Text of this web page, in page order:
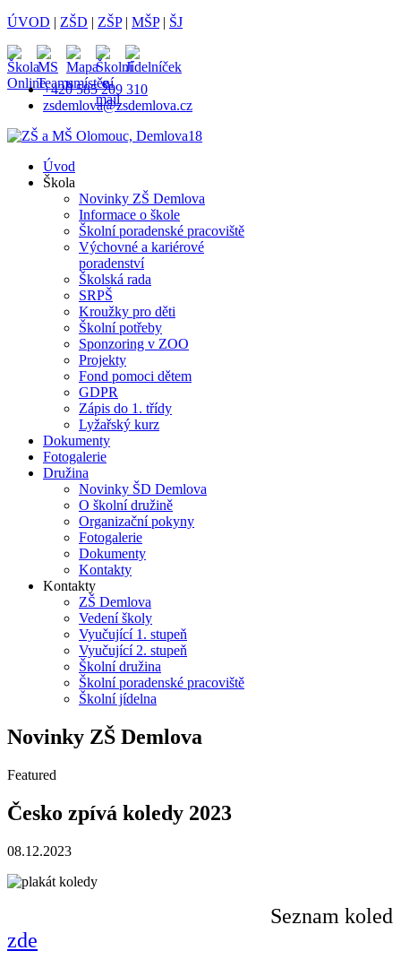
ÚVOD | ZŠD | ZŠP| MŠP| ŠJ
+420 585 209 310
zsdemlova@zsdemlova.cz
Úvod
Škola
Novinky ZŠ Demlova
Informace o škole
Školní poradenské pracoviště
Výchovné a kariérové
poradenství
Školská rada
SRPŠ
Kroužky pro děti
Školní potřeby
Sponzoring v ZOO
Projekty
Fond pomoci dětem
GDPR
Zápis do 1. třídy
Lyžařský kurz
Dokumenty
Fotogalerie
Družina
Novinky ŠD Demlova
O školní družině
Organizační pokyny
Fotogalerie
Dokumenty
Kontakty
Kontakty
ZŠ Demlova
Vedení školy
Vyučující 1. stupeň
Vyučující 2. stupeň
Školní družina
Školní poradenské pracoviště
Školní jídelna
Novinky ZŠ Demlova
Featured
Česko zpívá koledy 2023
08.12.2023
Seznam koled
zde